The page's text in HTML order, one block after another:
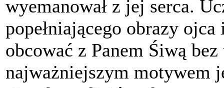
wyemanował z jej serca.
popełniającego obrazy
obcować z Panem Śiwą
najważniejszym motywem